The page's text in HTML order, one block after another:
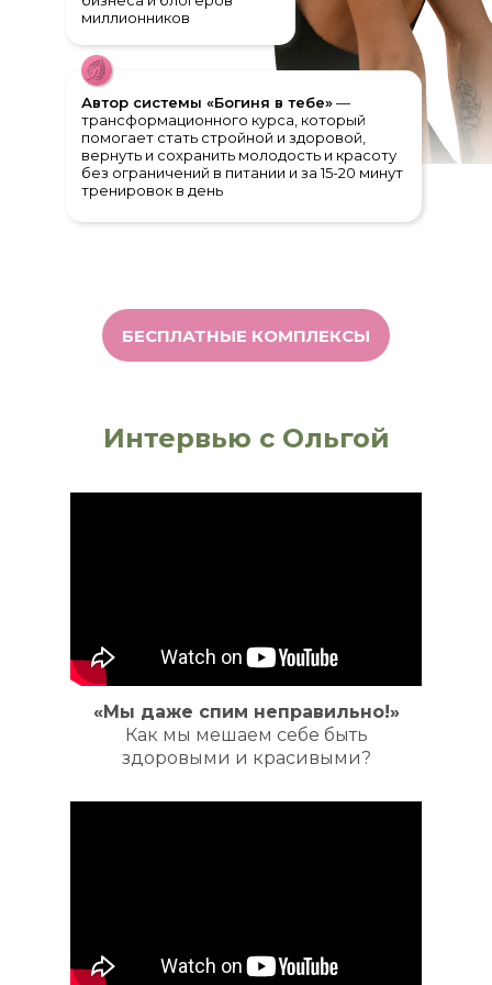
миллионников
Автор системы «Богиня в тебе»—
трансформационного курса, который
помогает стать стройной и здоровой,
вернуть и сохранить молодость и красоту
без ограничений в питании и за 15-20 минут
тренировок в день
БЕСПЛАТНЫЕ КОМПЛЕКСЫ
Интервью с Ольгой
«Мы даже спим неправильно!»
Как мы мешаем себе быть
здоровыми и красивыми?